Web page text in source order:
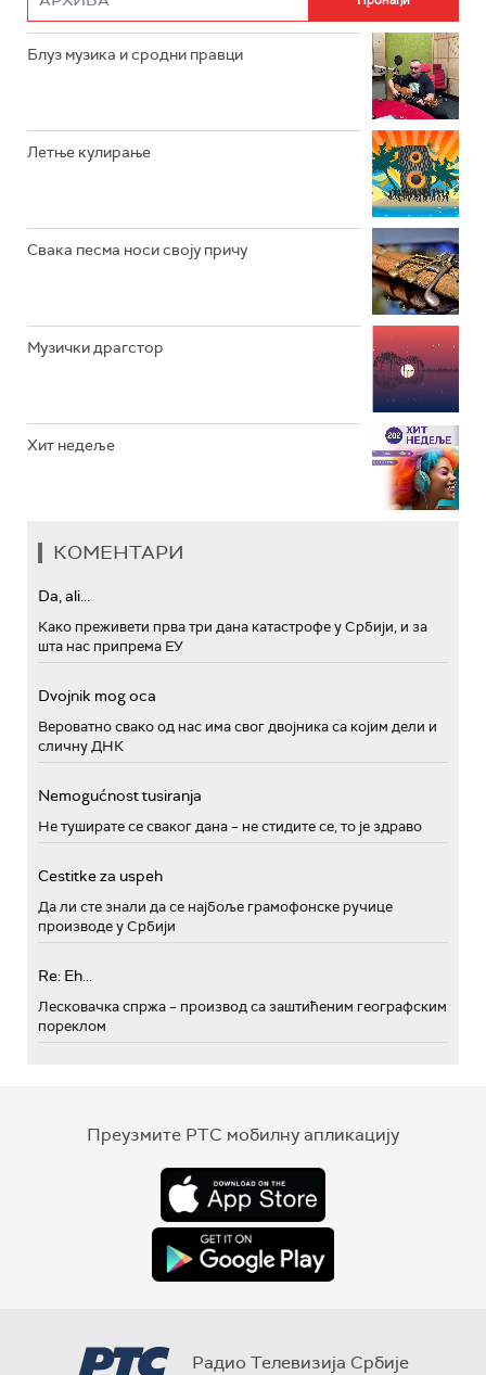
РАДИО ЏЕЗЕР
Блуз музика и сродни правци
Летње кулирање
Свака песма носи своју причу
Музички драгстор
Хит недеље
КОМЕНТАРИ
Da, ali...
Како преживети прва три дана катастрофе у Србији, и за
шта нас припрема ЕУ
Dvojnik mog oca
Вероватно свако од нас има свог двојника са којим дели и
сличну ДНК
Nemogućnost tusiranja
Не туширате се сваког дана – не стидите се, то је здраво
Cestitke za uspeh
Да ли сте знали да се најбоље грамофонске ручице
производе у Србији
Re: Eh...
Лесковачка спржа – производ са заштићеним географским
пореклом
Преузмите РТС мобилну апликацију
Радио Телевизија Србије